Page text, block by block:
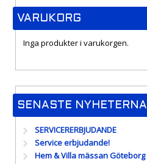
VARUKORG
Inga produkter i varukorgen.
SENASTE NYHETERNA
SERVICERERBJUDANDE
Service erbjudande!
Hem & Villa mässan Göteborg